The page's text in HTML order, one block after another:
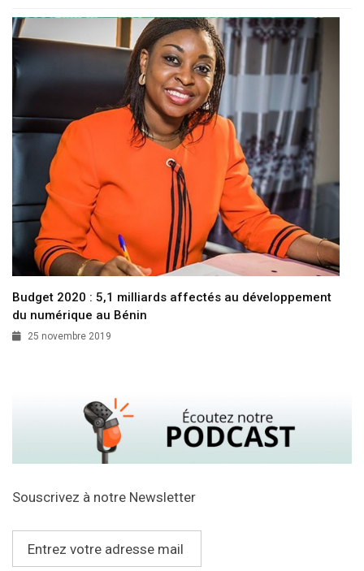
Budget 2020 : 5,1 milliards affectés au développement
du numérique au Bénin
25 novembre 2019
Souscrivez à notre Newsletter